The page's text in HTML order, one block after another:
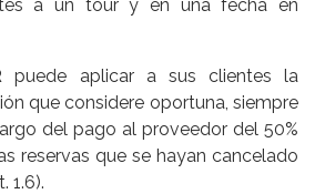
a un tour y en una fecha en
puede aplicar a sus clientes la
que considere oportuna, siempre
del pago al proveedor del 50%
reservas que se hayan cancelado
1.6).